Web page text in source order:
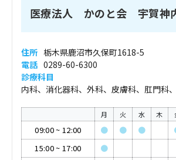
医療法人 かのと会 宇賀神
住所 栃木県鹿沼市久保町1618-5
電話 0289-60-6300
診療科目
内科、消化器科、外科、皮膚科、肛門科
月 火 水 木
09:00~ 12:00 ● ● ●
15:00~ 17:00
●